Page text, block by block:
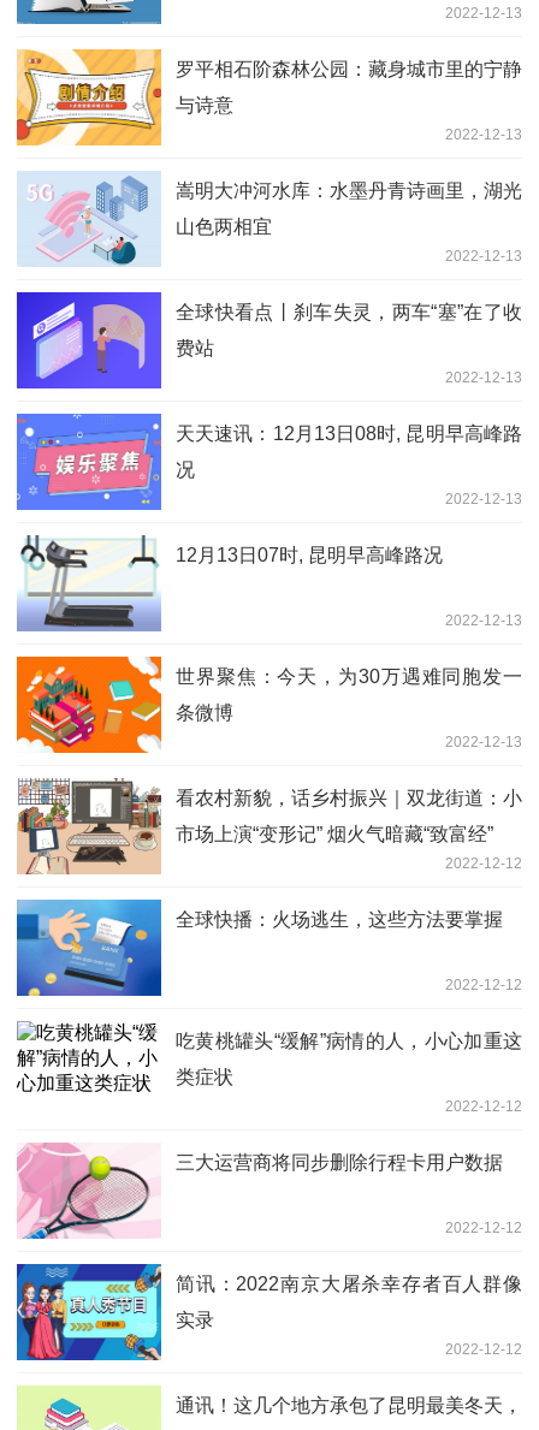
2022-12-13
罗平相石阶森林公园：藏身城市里的宁静
与诗意
2022-12-13
嵩明大冲河水库：水墨丹青诗画里，湖光
山色两相宜
2022-12-13
全球快看点丨刹车失灵，两车“塞”在了收
费站
2022-12-13
天天速讯：12月13日08时, 昆明早高峰路
况
2022-12-13
12月13日07时, 昆明早高峰路况
2022-12-13
世界聚焦：今天，为30万遇难同胞发一
条微博
2022-12-13
看农村新貌，话乡村振兴｜双龙街道：小
市场上演“变形记” 烟火气暗藏“致富经”
2022-12-12
全球快播：火场逃生，这些方法要掌握
2022-12-12
吃黄桃罐头“缓解”病情的人，小心加重这
类症状
2022-12-12
三大运营商将同步删除行程卡用户数据
2022-12-12
简讯：2022南京大屠杀幸存者百人群像
实录
2022-12-12
通讯！这几个地方承包了昆明最美冬天，